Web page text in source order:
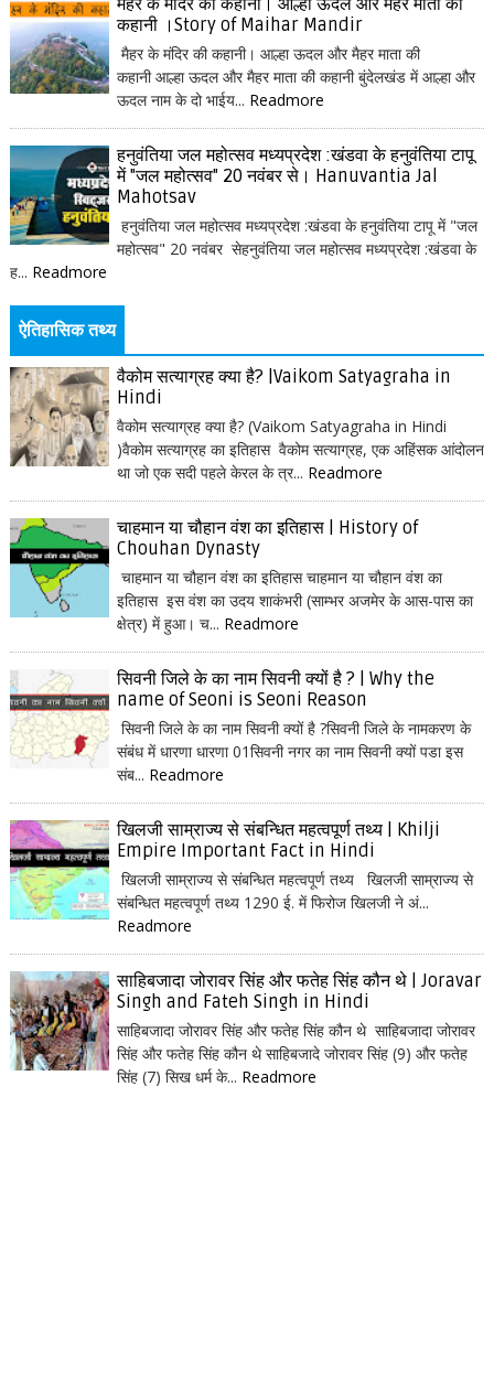
मैहर के मंदिर की कहानी। आल्हा ऊदल और मैहर माता की
कहानी ।Story of Maihar Mandir
मैहर के मंदिर की कहानी। आल्हा ऊदल और मैहर माता की
कहानी आल्हा ऊदल और मैहर माता की कहानी बुंदेलखंड में आल्हा और
ऊदल नाम के दो भाईय... Readmore
हनुवंतिया जल महोत्सव मध्यप्रदेश :खंडवा के हनुवंतिया टापू
में "जल महोत्सव" 20 नवंबर से। Hanuvantia Jal
Mahotsav
हनुवंतिया जल महोत्सव मध्यप्रदेश :खंडवा के हनुवंतिया टापू में "जल
महोत्सव" 20 नवंबर सेहनुवंतिया जल महोत्सव मध्यप्रदेश :खंडवा के
ह... Readmore
ऐतिहासिक तथ्य
वैकोम सत्याग्रह क्या है? |Vaikom Satyagraha in
Hindi
वैकोम सत्याग्रह क्या है? (Vaikom Satyagraha in Hindi
)वैकोम सत्याग्रह का इतिहास वैकोम सत्याग्रह, एक अहिंसक आंदोलन
था जो एक सदी पहले केरल के त्र... Readmore
चाहमान या चौहान वंश का इतिहास | History of
Chouhan Dynasty
चाहमान या चौहान वंश का इतिहास चाहमान या चौहान वंश का
इतिहास इस वंश का उदय शाकंभरी (साम्भर अजमेर के आस-पास का
क्षेत्र) में हुआ। च... Readmore
सिवनी जिले के का नाम सिवनी क्यों है ? | Why the
name of Seoni is Seoni Reason
सिवनी जिले के का नाम सिवनी क्यों है ?सिवनी जिले के नामकरण के
संबंध में धारणा धारणा 01सिवनी नगर का नाम सिवनी क्यों पडा इस
संब... Readmore
खिलजी साम्राज्य से संबन्धित महत्वपूर्ण तथ्य | Khilji
Empire Important Fact in Hindi
खिलजी साम्राज्य से संबन्धित महत्वपूर्ण तथ्य खिलजी साम्राज्य से
संबन्धित महत्वपूर्ण तथ्य 1290 ई. में फिरोज खिलजी ने अं...
Readmore
साहिबजादा जोरावर सिंह और फतेह सिंह कौन थे | Joravar
Singh and Fateh Singh in Hindi
साहिबजादा जोरावर सिंह और फतेह सिंह कौन थे साहिबजादा जोरावर
सिंह और फतेह सिंह कौन थे साहिबजादे जोरावर सिंह (9) और फतेह
सिंह (7) सिख धर्म के... Readmore